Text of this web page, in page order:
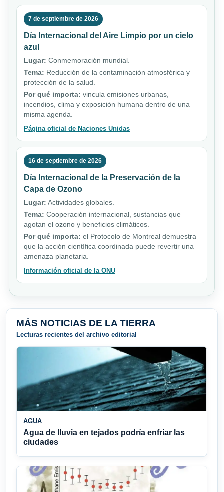
7 de septiembre de 2026
Día Internacional del Aire Limpio por un cielo
azul
Lugar: Conmemoración mundial.
Tema: Reducción de la contaminación atmosférica y
protección de la salud.
Por qué importa: vincula emisiones urbanas,
incendios, clima y exposición humana dentro de una
misma agenda.
Página oficial de Naciones Unidas
16 de septiembre de 2026
Día Internacional de la Preservación de la
Capa de Ozono
Lugar: Actividades globales.
Tema: Cooperación internacional, sustancias que
agotan el ozono y beneficios climáticos.
Por qué importa: el Protocolo de Montreal demuestra
que la acción científica coordinada puede revertir una
amenaza planetaria.
Información oficial de la ONU
MÁS NOTICIAS DE LA TIERRA
Lecturas recientes del archivo editorial
AGUA
Agua de lluvia en tejados podría enfriar las
ciudades